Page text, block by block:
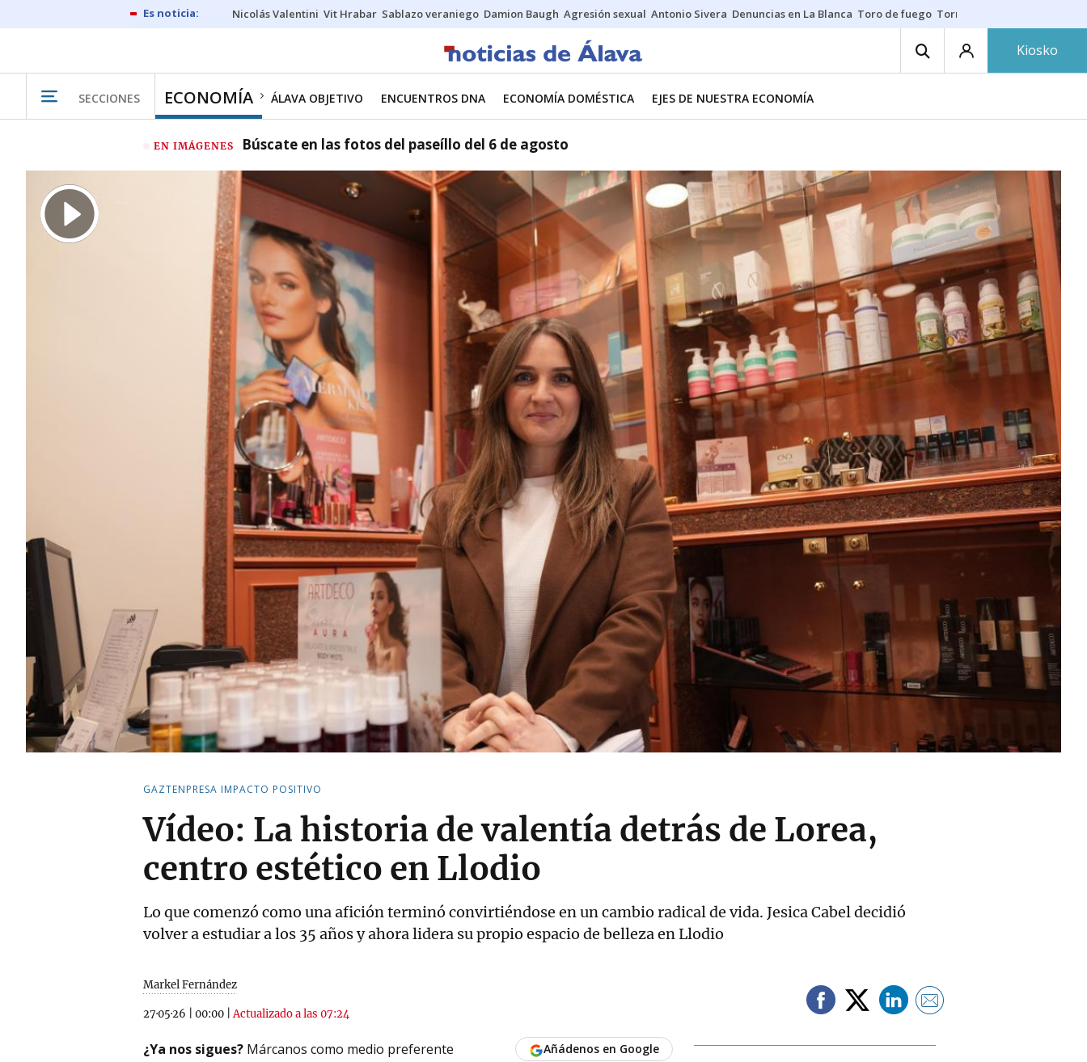
Nicolás Valentini Vit Hrabar Sablazo veraniego Damion Baugh Agresión sexual Antonio Sivera Denuncias en La Blanca Toro de fuego Tornike Shengelia
Kiosko
SECCIONES ECONOMÍA ÁLAVA OBJETIVO ENCUENTROS DNA ECONOMÍA DOMÉSTICA EJES DE NUESTRA ECONOMÍA
EN IMÁGENES Búscate en las fotos del paseíllo del 6 de agosto
GAZTENPRESA IMPACTO POSITIVO
Vídeo: La historia de valentía detrás de Lorea,
centro estético en Llodio
Lo que comenzó como una afición terminó convirtiéndose en un cambio radical de vida. Jesica Cabel decidió
volver a estudiar a los 35 años y ahora lidera su propio espacio de belleza en Llodio
Markel Fernández
27·05·26 00:00 |Actualizado a las 07:24
¿Ya nos sigues? Márcanos como medio preferente Añádenos en Google